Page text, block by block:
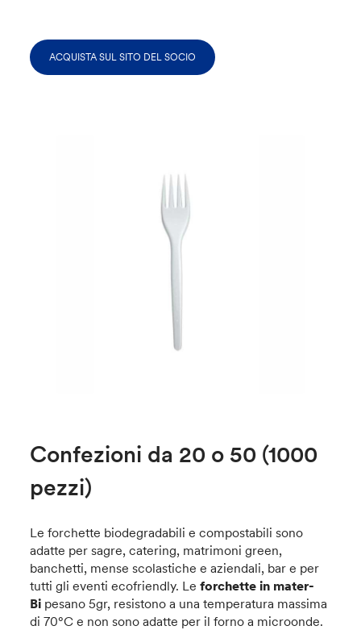
ACQUISTA SUL SITO DEL SOCIO
Confezioni da 20 o 50 (1000
pezzi)
Le forchette biodegradabili e compostabili sono
adatte per sagre, catering, matrimoni green,
banchetti, mense scolastiche e aziendali, bar e per
tutti gli eventi ecofriendly. Le forchette in mater-
Bi pesano 5gr, resistono a una temperatura massima
di 70°C e non sono adatte per il forno a microonde.